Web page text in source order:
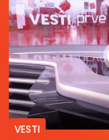
VESTI